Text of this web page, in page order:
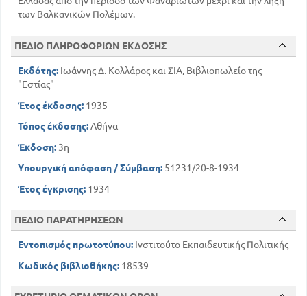
των Βαλκανικών Πολέμων.
ΠΕΔΙΟ ΠΛΗΡΟΦΟΡΙΩΝ ΕΚΔΟΣΗΣ
Εκδότης: Ιωάννης Δ. Κολλάρος και ΣΙΑ, Βιβλιοπωλείο της
"Εστίας"
Έτος έκδοσης: 1935
Τόπος έκδοσης:Αθήνα
Έκδοση: 3η
Υπουργική απόφαση / Σύμβαση: 51231/20-8-1934
Έτος έγκρισης: 1934
ΠΕΔΙΟ ΠΑΡΑΤΗΡΗΣΕΩΝ
Εντοπισμός πρωτοτύπου: Ινστιτούτο Εκπαιδευτικής Πολιτικής
Κωδικός βιβλιοθήκης: 18539